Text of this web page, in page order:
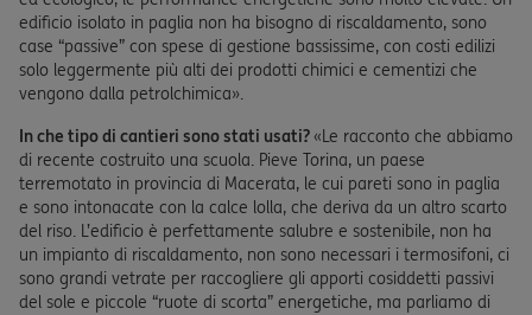
edificio isolato in paglia non ha bisogno di riscaldamento, sono
case “passive” con spese di gestione bassissime, con costi edilizi
solo leggermente più alti dei prodotti chimici e cementizi che
vengono dalla petrolchimica».
In che tipo di cantieri sono stati usati?«Le racconto che abbiamo
di recente costruito una scuola. Pieve Torina, un paese
terremotato in provincia di Macerata, le cui pareti sono in paglia
e sono intonacate con la calce lolla, che deriva da un altro scarto
del riso. L’edificio è perfettamente salubre e sostenibile, non ha
un impianto di riscaldamento, non sono necessari i termosifoni, ci
sono grandi vetrate per raccogliere gli apporti cosiddetti passivi
del sole e piccole “ruote di scorta” energetiche, ma parliamo di